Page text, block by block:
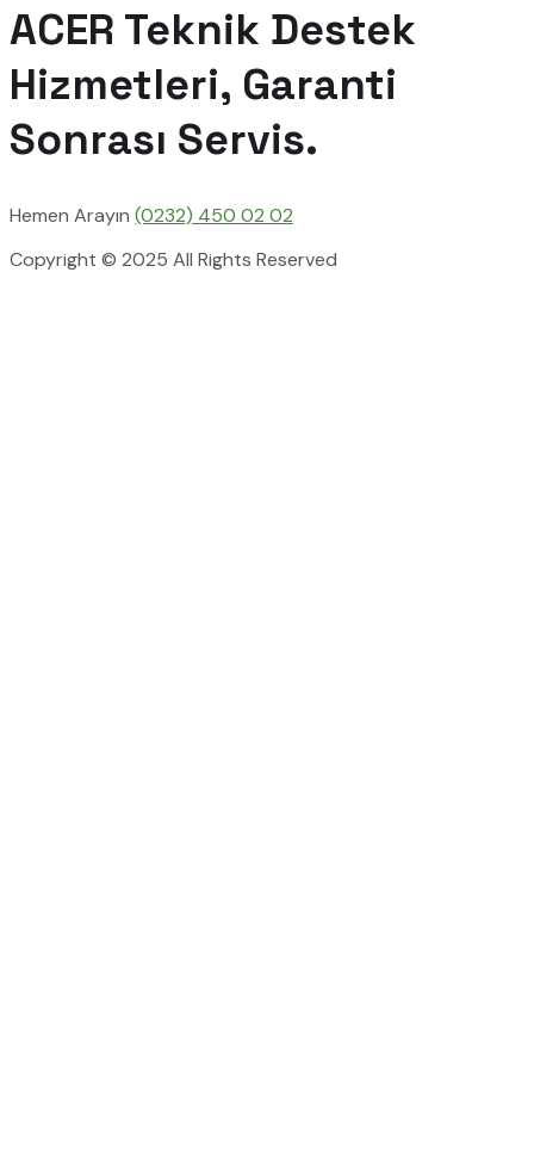
ACER Teknik Destek
Hizmetleri, Garanti
Sonrası Servis.
Hemen Arayın (0232) 450 02 02
Copyright © 2025 All Rights Reserved